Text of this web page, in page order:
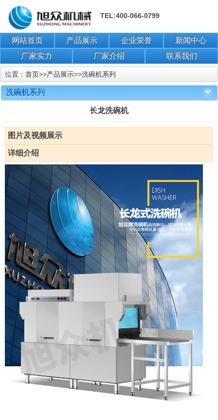
TEL:400-066-0799
网站首页 产品展示 企业荣誉
新闻中心
厂家实力
厂家介绍 联系我们
位置： 首页>>产品展示>>洗碗机系列
洗碗机系列
长龙洗碗机
图片及视频展示
详细介绍